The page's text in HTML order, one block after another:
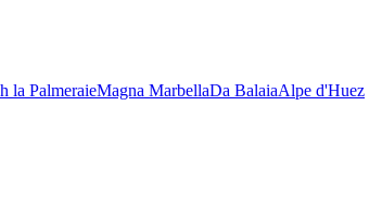
la PalmeraieMagna MarbellaDa BalaiaAlpe d'Huez